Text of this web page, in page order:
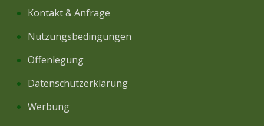
Kontakt & Anfrage
Nutzungsbedingungen
Offenlegung
Datenschutzerklärung
Werbung